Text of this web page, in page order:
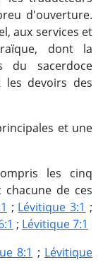
d'ouverture.
aux services et
dont la
du sacerdoce
les devoirs des
et une
les cinq
de ces
; Lévitique 3:1 ;
; Lévitique 7:1
8:1 ; Lévitique